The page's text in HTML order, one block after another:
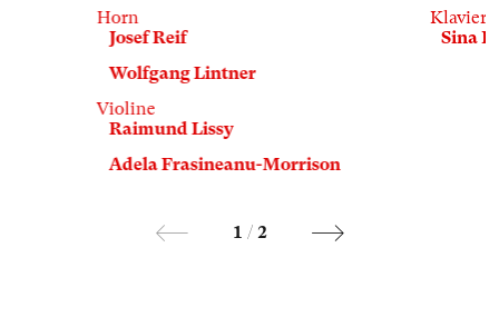
Horn
Josef Reif
Wolfgang Lintner
Violine
Raimund Lissy
Adela Frasineanu-Morrison
Klavier
Sina
1 / 2